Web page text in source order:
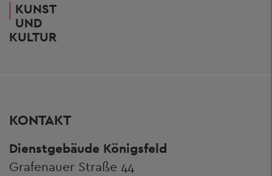
KUNST
UND
KULTUR
KONTAKT
Dienstgebäude Königsfeld
Grafenauer Straße 44